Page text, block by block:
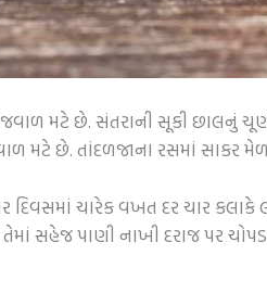
મટે છે. સંતરાની સૂકી છાલનું
મટે છે. તાંદળજાના રસમાં સાકર
ચારેક વખત દર ચાર
સહેજ પાણી નાખી દરાજ પર